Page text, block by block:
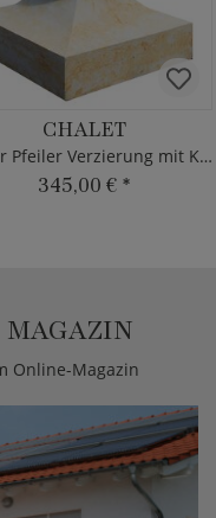
CHALET
Mauer Pfeiler Verzierung mit Kugel
345,00 € *
MAGAZIN
Online-Magazin